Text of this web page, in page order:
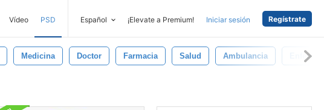
Vídeo PSD Español ¡Elevate a Premium! Iniciar sesión Regístrate
Medicina Doctor Farmacia Salud Ambulancia